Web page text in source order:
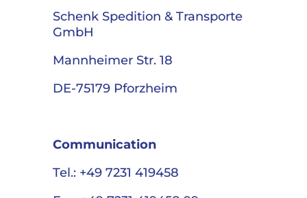
Schenk Spedition & Transporte
GmbH
Mannheimer Str. 18
DE-75179 Pforzheim
Communication
Tel.: +49 7231 419458